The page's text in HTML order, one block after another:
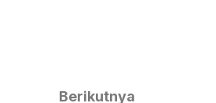
Berikutnya